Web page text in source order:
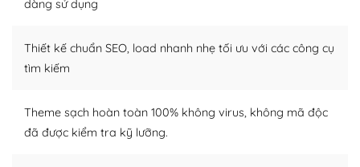
WordPress là nơi lưu trữ cho một diễn đàn cộng đồng
khổng lồ được kiểm duyệt bởi các nhân viên và những
Nếu bạn gặp khó khăn, bạn có thể lên mạng và tìm
kiếm những cộng đồng WordPress, họ sẽ giúp bạn trả
dàng sử dụng
Thiết kế chuẩn SEO, load nhanh nhẹ tối ưu với các công cụ
tìm kiếm
Theme sạch hoàn toàn 100% không virus, không mã độc
đã được kiểm tra kỹ lưỡng.